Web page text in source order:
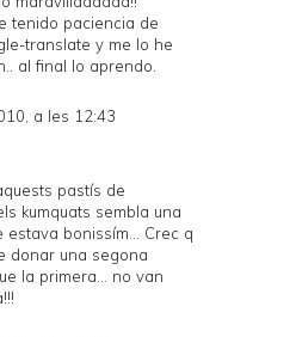
tenido paciencia de
translate y me lo he
al final lo aprendo.
a les 12:43
pastís de
kumquats sembla una
estava bonissím... Crec q
donar una segona
la primera... no van